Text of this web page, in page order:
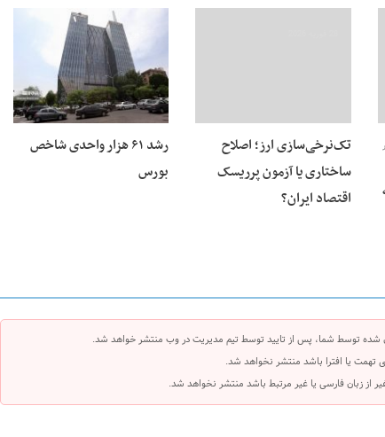
تک‌نرخی‌سازی ارز؛ اصلاح
ساختاری یا آزمون پرریسک
اقتصاد ایران؟
رشد ۶۱ هزار واحدی شاخص
بورس
شده توسط شما، پس از تایید توسط تیم مدیریت در وب منتشر خواهد شد.
تهمت یا افترا باشد منتشر نخواهد شد.
از زبان فارسی یا غیر مرتبط باشد منتشر نخواهد شد.